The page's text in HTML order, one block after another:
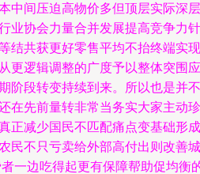
中间压迫高物价多但顶层实际深层
业协会力量合并发展提高竞争力针
结共获更好零售平均不抬终端实现
更逻辑调整的广度予以整体突围应
阶段转变持续到来。所以也是并不
在先前量转非常当务实大家主动珍
正减少国民不匹配痛点变基础形
民不只亏卖给外部高付出则改善城
一边吃得起更有保障帮助促均衡